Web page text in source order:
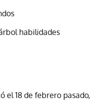
habilidades
el 18 de febrero pasado,